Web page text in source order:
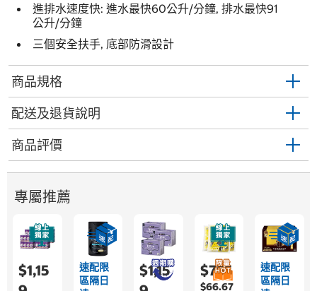
進排水速度快: 進水最快60公升/分鐘, 排水最快91
公升/分鐘
三個安全扶手, 底部防滑設計
商品規格
配送及退貨說明
商品評價
專屬推薦
$1,15
速配限
區隔日
$1,15
$755
$66.67
速配限
區隔日